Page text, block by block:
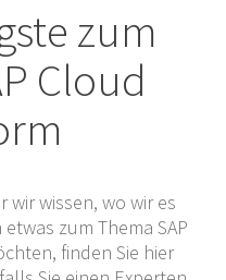
zum
Cloud
wir wissen, wo wir es
zum Thema SAP
finden Sie hier